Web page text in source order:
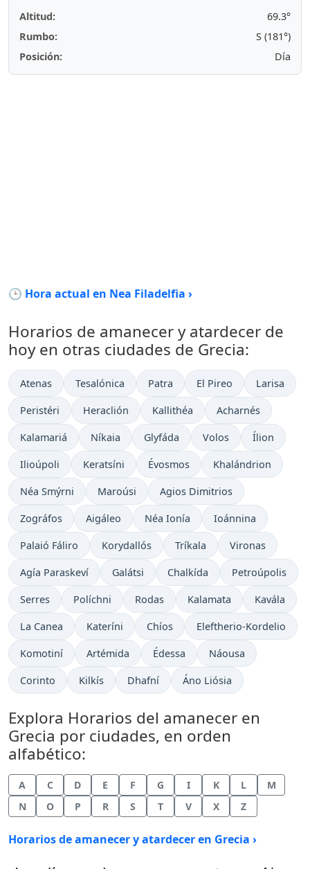
Altitud:
69.3°
Rumbo:
S (181°)
Posición:
Día
🕒 Hora actual en Nea Filadelfia ›
Horarios de amanecer y atardecer de
hoy en otras ciudades de Grecia:
Atenas Tesalónica Patra El Pireo Larisa
Peristéri Heraclión Kallithéa Acharnés
Kalamariá Níkaia Glyfáda Volos Ílion
Ilioúpoli Keratsíni Évosmos Khalándrion
Néa Smýrni Maroúsi Agios Dimitrios
Zográfos Aigáleo Néa Ionía Ioánnina
Palaió Fáliro Korydallós Tríkala Vironas
Agía Paraskeví Galátsi Chalkída Petroúpolis
Serres Políchni Rodas Kalamata Kavála
La Canea Kateríni Chíos Eleftherio-Kordelio
Komotiní Artémida Édessa Náousa
Corinto Kilkís Dhafní Áno Liósia
Explora Horarios del amanecer en
Grecia por ciudades, en orden
alfabético:
A C D E F G I K L
M
N
O P R S T V X Z
Horarios de amanecer y atardecer en Grecia ›